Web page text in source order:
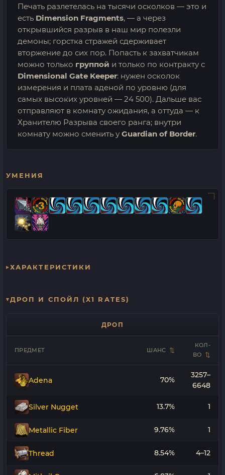
Печать разлетелась на тысячи осколков — это и
есть Dimension Fragments, — а через
открывшийся разрыв в наш мир полезли
демоны; горстка стражей сдерживает
вторжение до сих пор. Попасть к захватчикам
можно только группой и только по контракту с
Dimensional Gate Keeper: нужен осколок
измерения и плата аденой по уровню (для
самых высоких уровней — 24 500). Дальше вас
отправляют в комнату ожидания, а оттуда — к
Хранителю Разрыва своего ранга; внутри
комнату можно сменить у Guardian of Border.
УМЕНИЯ
ХАРАКТЕРИСТИКИ
ДРОП И СПОЙЛ (X1 RATES)
ДРОП
ПРЕДМЕТ ШАНС
КОЛ-
ВО
Adena 70%
3257–
6648
Silver Nugget 13.7% 1
Metallic Fiber 9.76% 1
Thread 8.54% 4–12